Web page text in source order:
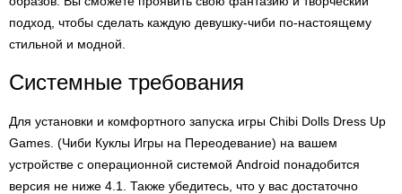
подход, чтобы сделать каждую девушку-чиби по-настоящему
стильной и модной.
Системные требования
Для установки и комфортного запуска игры Chibi Dolls Dress Up
Games. (Чиби Куклы Игры на Переодевание) на вашем
устройстве с операционной системой Android понадобится
версия не ниже 4.1. Также убедитесь, что у вас достаточно